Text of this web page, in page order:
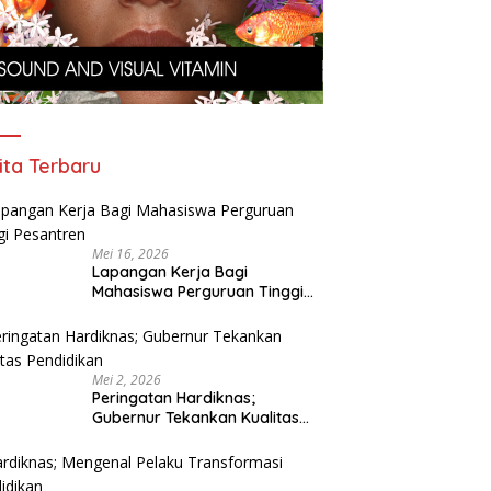
Terbaru
Mei 16, 2026
Lapangan Kerja Bagi
Mahasiswa Perguruan Tinggi
Mei 2, 2026
Peringatan Hardiknas;
Gubernur Tekankan Kualitas